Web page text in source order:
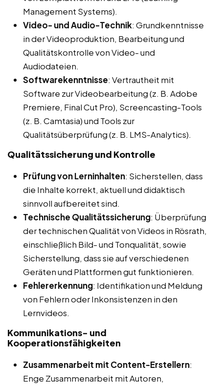
Management Systems).
Video- und Audio-Technik: Grundkenntnisse
in der Videoproduktion, Bearbeitung und
Qualitätskontrolle von Video- und
Audiodateien.
Softwarekenntnisse: Vertrautheit mit
Software zur Videobearbeitung (z. B. Adobe
Premiere, Final Cut Pro), Screencasting-Tools
(z. B. Camtasia) und Tools zur
Qualitätsüberprüfung (z. B. LMS-Analytics).
Qualitätssicherung und Kontrolle
Prüfung von Lerninhalten: Sicherstellen, dass
die Inhalte korrekt, aktuell und didaktisch
sinnvoll aufbereitet sind.
Technische Qualitätssicherung: Überprüfung
der technischen Qualität von Videos in Rösrath,
einschließlich Bild- und Tonqualität, sowie
Sicherstellung, dass sie auf verschiedenen
Geräten und Plattformen gut funktionieren.
Fehlererkennung: Identifikation und Meldung
von Fehlern oder Inkonsistenzen in den
Lernvideos.
Kommunikations- und
Kooperationsfähigkeiten
Zusammenarbeit mit Content-Erstellern:
Enge Zusammenarbeit mit Autoren,